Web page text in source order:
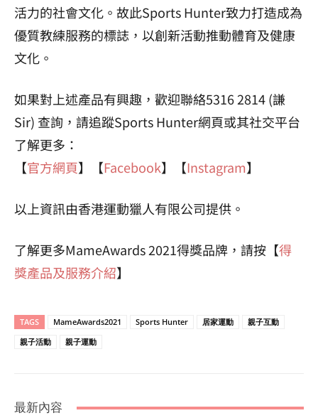
活力的社會文化。故此Sports Hunter致力打造成為
優質教練服務的標誌，以創新活動推動體育及健康
文化。
如果對上述產品有興趣，歡迎聯絡5316 2814 (謙
Sir) 查詢，請追蹤Sports Hunter網頁或其社交平台
了解更多：
【官方網頁】【Facebook】【Instagram】
以上資訊由香港運動獵人有限公司提供。
了解更多MameAwards 2021得獎品牌，請按【得
獎產品及服務介紹】
TAGS MameAwards2021 Sports Hunter 居家運動
親子互動
親子活動
親子運動
最新內容